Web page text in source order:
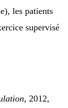
les patients
supervisé
, 2012,